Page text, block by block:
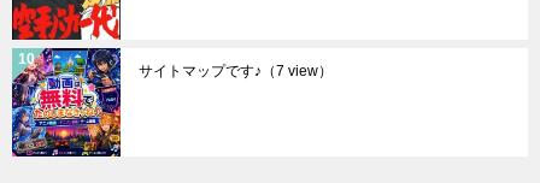
サイトマップです♪ （7 view）